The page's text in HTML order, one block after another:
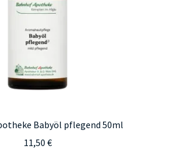
Babyöl pflegend 50ml
11,50 €